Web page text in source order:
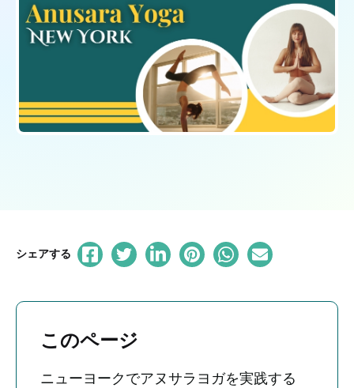
シェアする
このページ
ニューヨークでアヌサラヨガを実践する